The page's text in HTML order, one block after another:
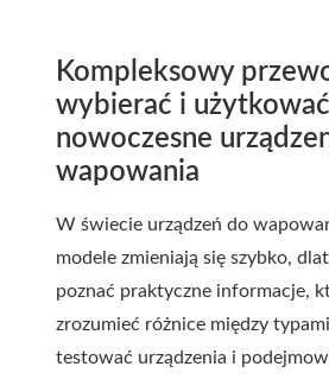
Kompleksowy
wybierać i użytkować
nowoczesne
wapowania
W świecie urządzeń do
modele zmieniają się szybko,
poznać praktyczne informacje,
zrozumieć różnice między
testować urządzenia i